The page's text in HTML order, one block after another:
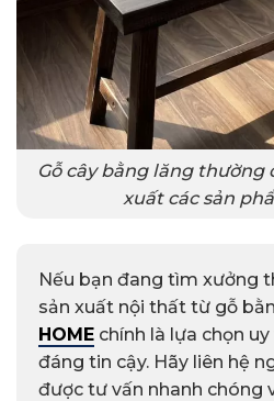
Gỗ cây bằng lăng thường
xuất các sản
Nếu bạn đang tìm xưởng
sản xuất nội thất từ gỗ
HOME chính là lựa chọn
đáng tin cậy. Hãy liên hệ
được tư vấn nhanh chóng